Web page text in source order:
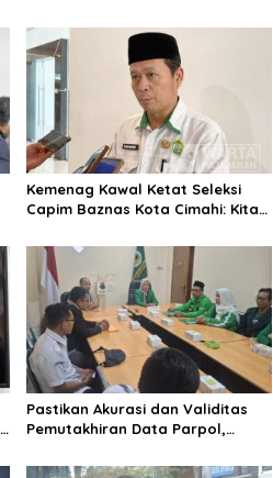
Kemenag Kawal Ketat Seleksi
Capim Baznas Kota Cimahi: Kita
Berintegritas
Pastikan Akurasi dan Validitas
Pemutakhiran Data Parpol,
Pengawasan